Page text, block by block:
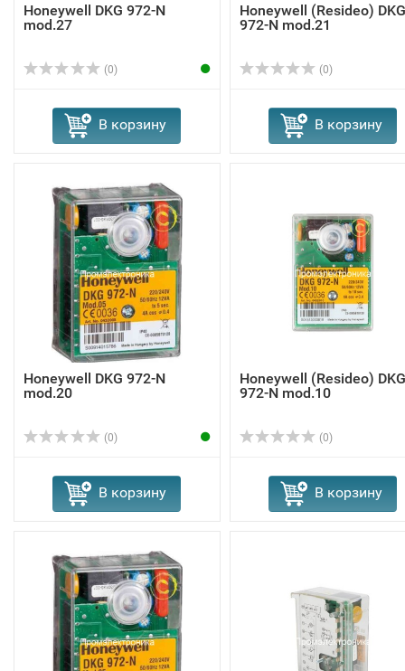
Honeywell DKG 972-N
mod.27
(0)
В корзину
Honeywell (Resideo) DKG
972-N mod.21
(0)
В корзину
Honeywell DKG 972-N
mod.20
(0)
В корзину
Honeywell (Resideo) DKG
972-N mod.10
(0)
В корзину